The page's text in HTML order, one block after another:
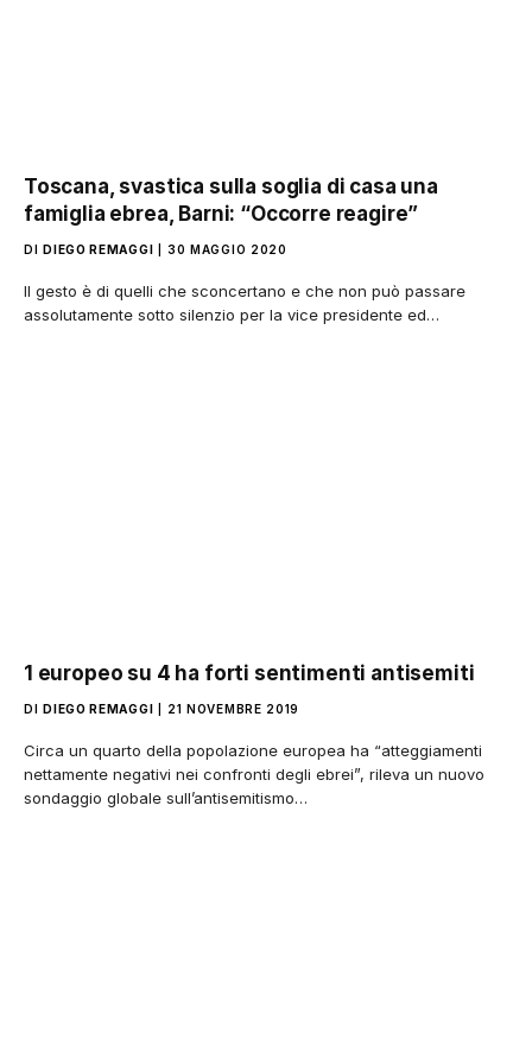
Toscana, svastica sulla soglia di casa una
famiglia ebrea, Barni: “Occorre reagire”
DI DIEGO REMAGGI 30 MAGGIO 2020
Il gesto è di quelli che sconcertano e che non può passare
assolutamente sotto silenzio per la vice presidente ed…
1 europeo su 4 ha forti sentimenti antisemiti
DI DIEGO REMAGGI 21 NOVEMBRE 2019
Circa un quarto della popolazione europea ha “atteggiamenti
nettamente negativi nei confronti degli ebrei”, rileva un nuovo
sondaggio globale sull’antisemitismo…